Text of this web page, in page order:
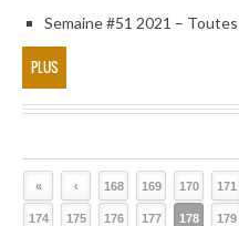
Semaine #51 2021 –
PLUS
« ‹ 168 169 170 171
174 175 176 177 178 179